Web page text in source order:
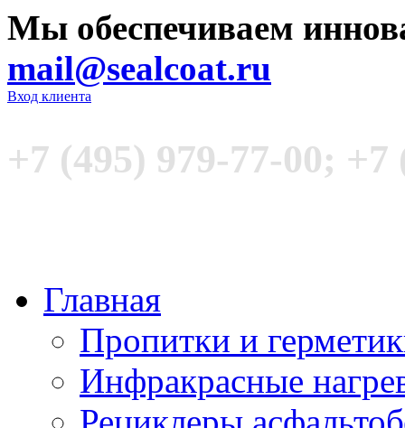
Мы обеспечиваем
mail@sealcoat.ru
Вход клиента
+7 (495) 979-77-00; +7
Главная
Пропитки и
Инфракрасные